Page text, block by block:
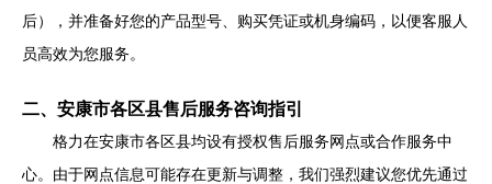
后），并准备好您的产品型号、购买凭证或机身编码，以便客服人
员高效为您服务。
二、安康市各区县售后服务咨询指引
格力在安康市各区县均设有授权售后服务网点或合作服务中
心。由于网点信息可能存在更新与调整，我们强烈建议您优先通过